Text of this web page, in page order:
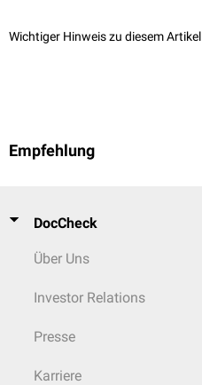
Wichtiger Hinweis zu diesem Artikel
Empfehlung
DocCheck
Über Uns
Investor Relations
Presse
Karriere